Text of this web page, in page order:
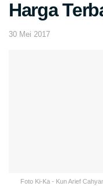
Harga
30 Mei 2017
Foto Ki-Ka - Kun Arief